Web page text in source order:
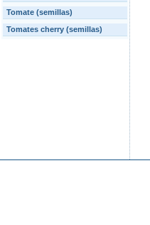
Tomate (semillas)
Tomates cherry (semillas)